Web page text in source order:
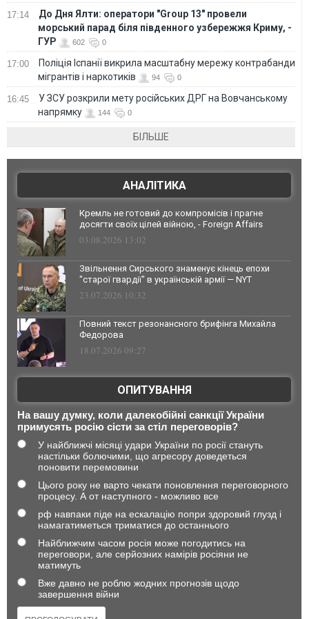
17:14
До Дня Ялти: оператори "Group 13" провели
морський парад біля південного узбережжя Криму, -
ГУР
602 0
17:00
Поліція Іспанії викрила масштабну мережу контрабанди
мігрантів і наркотиків
94 0
16:45
У ЗСУ розкрили мету російських ДРГ на Вовчанському
напрямку
144 0
БІЛЬШЕ
АНАЛІТИКА
Кремль не готовий до компромісів і прагне
досягти своїх цілей війною, - Foreign Affairs
03.08.2026 13:02
Звільнення Сирського знаменує кінець епохи
"старої гвардії" в українській армії — NYT
23.07.2026 10:32
Повний текст резонансного брифінга Михайла
Федорова
18.07.2026 09:27
ОПИТУВАННЯ
На вашу думку, коли далекобійні санкції України
примусять росію сісти за стіл переговорів?
У найближчі місяці удари України по росії стануть
настільки болючими, що агресору доведеться
поновити перемовини
Цього року не варто чекати поновлення переговорного
процесу. А от наступного - можливо все
рф навпаки піде на ескалацію попри здоровий глузд і
намагатиметься триматися до останнього
Найближчим часом росія може погодитись на
переговори, але серйозних намірів росіяни не
матимуть
Вже давно не роблю жодних прогнозів щодо
завершення війни